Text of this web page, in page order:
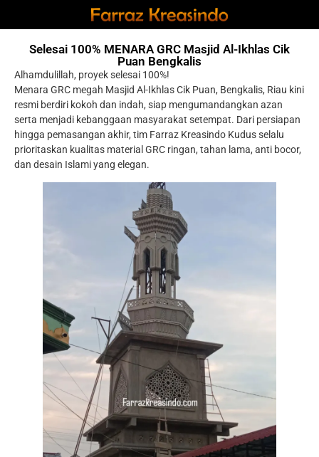
Selesai 100% MENARA GRC Masjid Al-Ikhlas Cik
Puan Bengkalis
Alhamdulillah, proyek selesai 100%!
Menara GRC megah Masjid Al-Ikhlas Cik Puan, Bengkalis, Riau kini
resmi berdiri kokoh dan indah, siap mengumandangkan azan
serta menjadi kebanggaan masyarakat setempat. Dari persiapan
hingga pemasangan akhir, tim Farraz Kreasindo Kudus selalu
prioritaskan kualitas material GRC ringan, tahan lama, anti bocor,
dan desain Islami yang elegan.